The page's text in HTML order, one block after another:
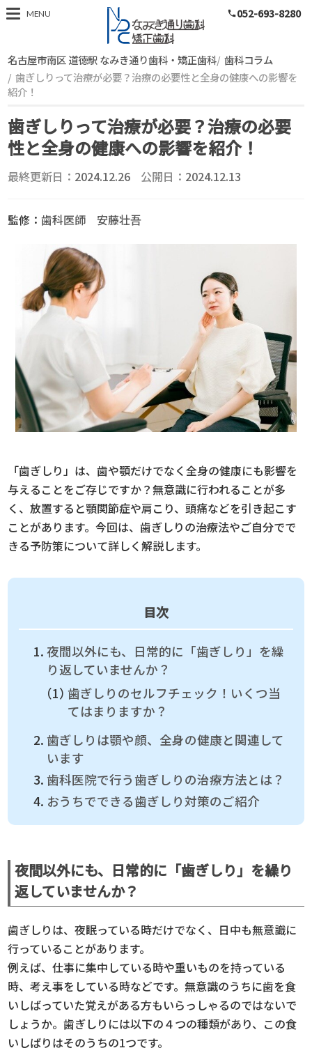
MENU phone052-693-8280
名古屋市南区 道徳駅 なみき通り歯科・矯正歯科 歯科コラム
歯ぎしりって治療が必要？治療の必要性と全身の健康への影響を
紹介！
歯ぎしりって治療が必要？治療の必要
性と全身の健康への影響を紹介！
最終更新日： 2024.12.26 公開日： 2024.12.13
監修：歯科医師 安藤壮吾
「歯ぎしり」は、歯や顎だけでなく全身の健康にも影響を
与えることをご存じですか？無意識に行われることが多
く、放置すると顎関節症や肩こり、頭痛などを引き起こす
ことがあります。今回は、歯ぎしりの治療法やご自分でで
きる予防策について詳しく解説します。
目次
夜間以外にも、日常的に「歯ぎしり」を繰
り返していませんか？
歯ぎしりのセルフチェック！いくつ当
てはまりますか？
歯ぎしりは顎や顔、全身の健康と関連して
います
歯科医院で行う歯ぎしりの治療方法とは？
おうちでできる歯ぎしり対策のご紹介
夜間以外にも、日常的に「歯ぎしり」を繰り
返していませんか？
歯ぎしりは、夜眠っている時だけでなく、日中も無意識に
行っていることがあります。
例えば、仕事に集中している時や重いものを持っている
時、考え事をしている時などです。無意識のうちに歯を食
いしばっていた覚えがある方もいらっしゃるのではないで
しょうか。歯ぎしりには以下の４つの種類があり、この食
いしばりはそのうちの1つです。